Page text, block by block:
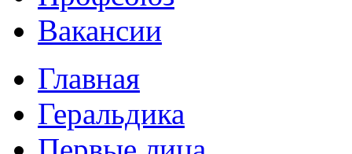
Вакансии
Главная
Геральдика